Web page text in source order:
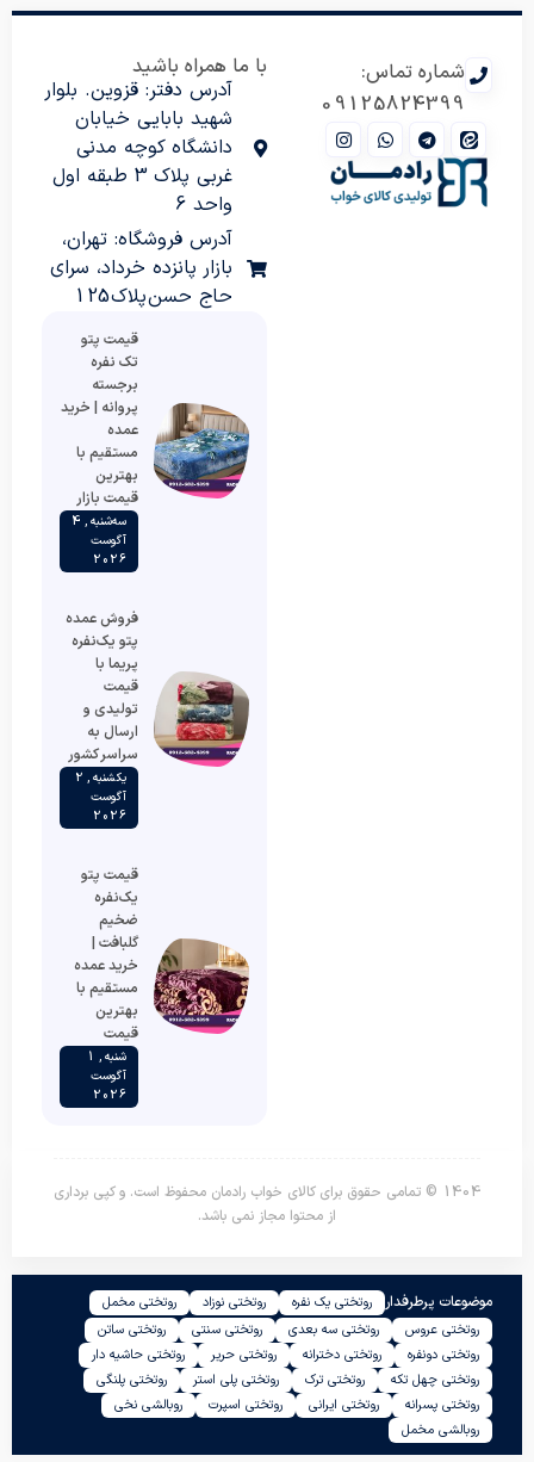
شماره تماس:
09125824399
با ما همراه باشید
آدرس دفتر: قزوین. بلوار
شهید بابایی خیابان
دانشگاه کوچه مدنی
غربی پلاک 3 طبقه اول
واحد 6
آدرس فروشگاه: تهران،
بازار پانزده خرداد، سرای
حاج حسن پلاک 125
قیمت پتو
تک نفره
برجسته
پروانه | خرید
عمده
مستقیم با
بهترین
قیمت بازار
سه‌شنبه , 4
آگوست
2026
فروش عمده
پتو یک‌نفره
پریما با
قیمت
تولیدی و
ارسال به
سراسر کشور
یکشنبه , 2
آگوست
2026
قیمت پتو
یک‌نفره
ضخیم
گلبافت |
خرید عمده
مستقیم با
بهترین
قیمت
شنبه , 1
آگوست
2026
1404 © تمامی حقوق برای کالای خواب رادمان محفوظ است. و کپی برداری
از محتوا مجاز نمی باشد.
موضوعات پرطرفدار روتختی یک نفره روتختی نوزاد
روتختی مخمل
روتختی عروس
روتختی سه بعدی روتختی سنتی
روتختی ساتن
روتختی دونفره
روتختی دخترانه روتختی حریر
روتختی حاشیه دار
روتختی چهل تکه
روتختی ترک روتختی پلی استر
روتختی پلنگی
روتختی پسرانه
روتختی ایرانی روتختی اسپرت
روبالشی نخی
روبالشی مخمل